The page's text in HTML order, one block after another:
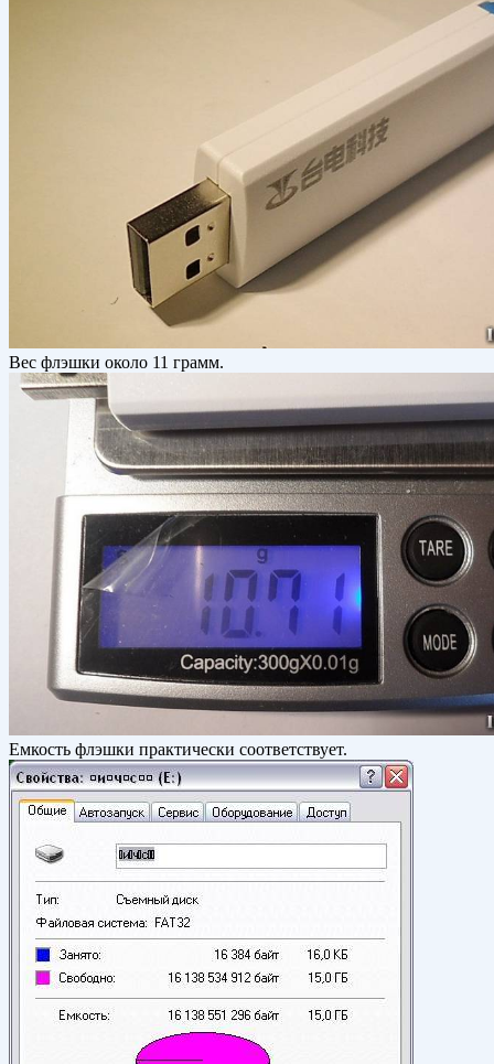
Вес флэшки около 11 грамм.
Емкость флэшки практически соответствует.